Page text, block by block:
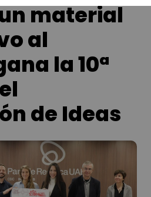
material
al
la 10ª
de Ideas